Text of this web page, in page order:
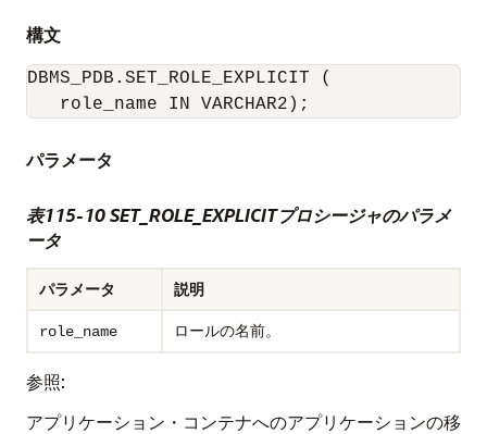
構文
DBMS_PDB.SET_ROLE_EXPLICIT (
パラメータ
表115-10SET_ROLE_EXPLICITプロシージャのパラメ
ータ
パラメータ 説明
role_name ロールの名前。
参照:
アプリケーション・コンテナへのアプリケーションの移